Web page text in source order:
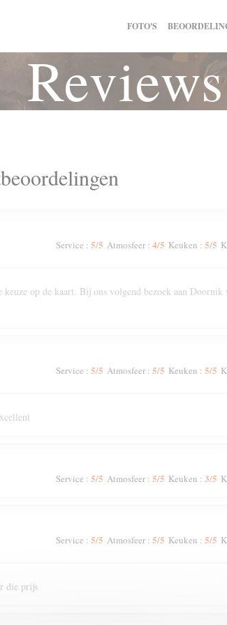
FOTO'S
Reviews
Service : 5/5 Atmosfeer: 4/5 Keuken : 5/5
op de kaart. Bij ons volgend bezoek aan
Service : 5/5 Atmosfeer: 5/5 Keuken : 5/5
Service : 5/5 Atmosfeer: 5/5 Keuken : 3/5
Service : 5/5 Atmosfeer: 5/5 Keuken : 5/5
die prijs